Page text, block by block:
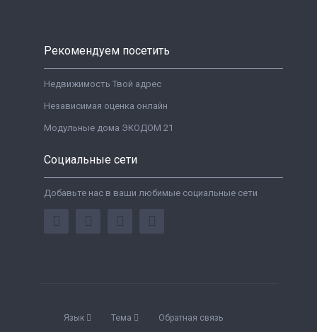
Рекомендуем посетить
Недвижимость Твой адрес
Независимая оценка онлайн
Модульные дома ЭКОДОМ 21
Социальные сети
Добавьте нас в ваши любимые социальные сети
Язык Тема Обратная связь